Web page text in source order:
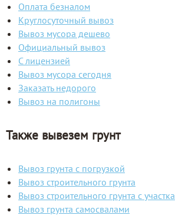
Оплата безналом
Круглосуточный вывоз
Вывоз мусора дешево
Официальный вывоз
С лицензией
Вывоз мусора сегодня
Заказать недорого
Вывоз на полигоны
Также вывезем грунт
Вывоз грунта с погрузкой
Вывоз строительного грунта
Вывоз строительного грунта с участка
Вывоз грунта самосвалами